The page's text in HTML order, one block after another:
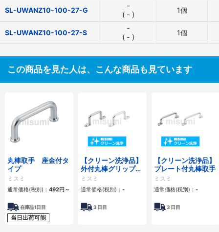
SL-UWANZ10-100-27-G
-
( - ) 1個
SL-UWANZ10-100-27-S
-
( - ) 1個
この商品を見た人は、こんな商品も見ています
丸棒取手 座金付タ
イプ
ミスミ
通常価格(税別)： 492円～
在庫品1日目
当日出荷可能
【クリーン洗浄品】
外付丸棒グリップタ
イプ取手
ミスミ
通常価格(税別)： -
3 日目
【クリーン洗浄品】
プレート付丸棒取手
ミスミ
通常価格(税別)： -
3 日目